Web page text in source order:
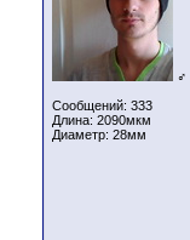
♂
Сообщений: 333
Длина: 2090мкм
Диаметр: 28мм